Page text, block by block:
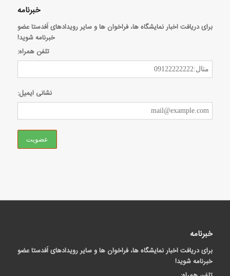
خبرنامه
برای دریافت اخبار نمایشگاه ها، فراخوان ها و سایر رویدادهای اَفدستا عضو
خبرنامه شوید!
تلفن همراه:
نشانی ایمیل:
خبرنامه
برای دریافت اخبار نمایشگاه ها، فراخوان ها و سایر رویدادهای اَفدستا عضو
خبرنامه شوید!